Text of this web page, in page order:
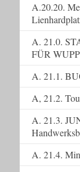
A.20.20.
A. 21.0.
FÜR
A. 21.1.
A, 21.2.
A. 21.3.
A. 21.4.